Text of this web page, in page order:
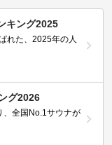
キング2025
れた、2025年の人
グ2026
、全国No.1サウナが